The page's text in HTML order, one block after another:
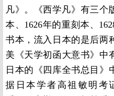
凡》。《西学凡》有三个
本、1626年的重刻本、
书本，流入日本的是后两
美《天学初函大意书》中
日本的《四库全书总目》
据日本学者高祖敏明考